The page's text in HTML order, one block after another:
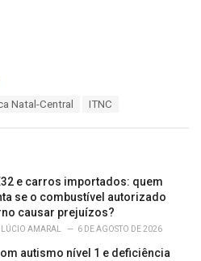
Natal-Central ITNC
e carros importados: quem
se o combustível autorizado
causar prejuízos?
LÚCIO AMARAL 6 DE AGOSTO DE 2026
autismo nível 1 e deficiência